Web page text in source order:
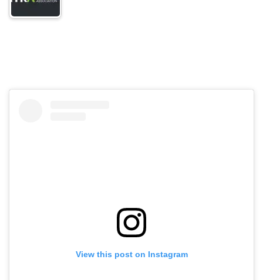
View this post on Instagram